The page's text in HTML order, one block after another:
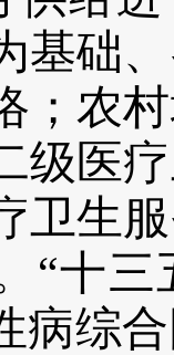
基础
；农
级医
卫生
“十三
病综